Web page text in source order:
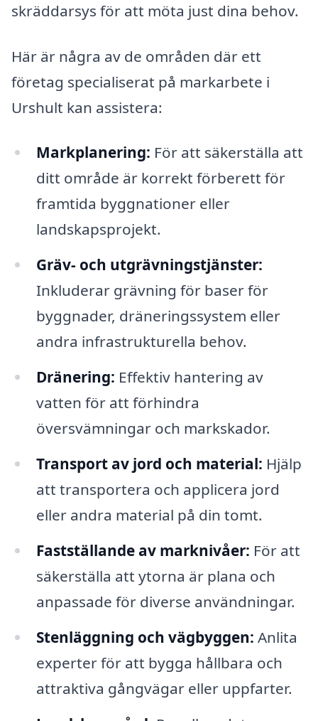
skräddarsys för att möta just dina behov.
Här är några av de områden där ett
företag specialiserat på markarbete i
Urshult kan assistera:
Markplanering: För att säkerställa att
ditt område är korrekt förberett för
framtida byggnationer eller
landskapsprojekt.
Gräv- och utgrävningstjänster:
Inkluderar grävning för baser för
byggnader, dräneringssystem eller
andra infrastrukturella behov.
Dränering: Effektiv hantering av
vatten för att förhindra
översvämningar och markskador.
Transport av jord och material: Hjälp
att transportera och applicera jord
eller andra material på din tomt.
Fastställande av marknivåer: För att
säkerställa att ytorna är plana och
anpassade för diverse användningar.
Stenläggning och vägbyggen: Anlita
experter för att bygga hållbara och
attraktiva gångvägar eller uppfarter.